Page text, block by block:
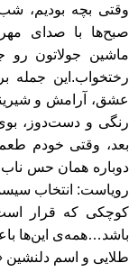
وقتی بچه بودیم،
صبح‌ها با صدای
ماشین جولاتون رو
رختخواب.این جمله
عشق، آرامش و
رنگی و دست‌دوز،
بعد، وقتی خودم
دوباره همان حس ناب
رویاست: انتخاب
کوچکی که قرار
باشد…همه‌ی این‌ها
طلایی و اسم دلنشین